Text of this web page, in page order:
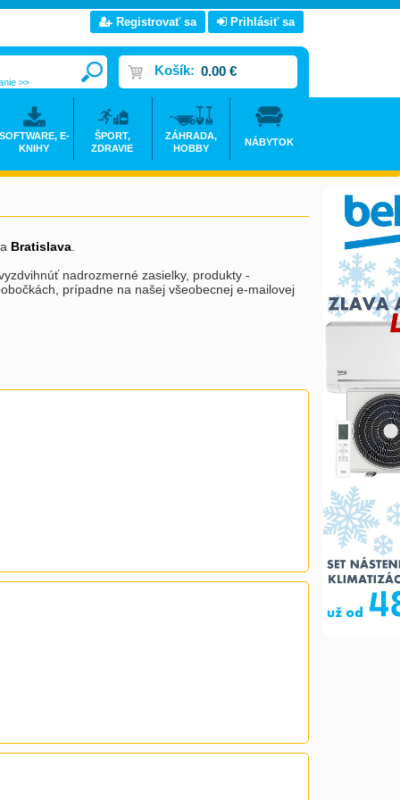
a Bratislava
nadrozmerné zasielky, produkty -
prípadne na našej všeobecnej e-mailovej
Registrovať sa Prihlásiť sa
Košík: 0.00 €
>>
SOFTWARE, E-
KNIHY
ŠPORT,
ZDRAVIE
ZÁHRADA,
HOBBY
NÁBYTOK